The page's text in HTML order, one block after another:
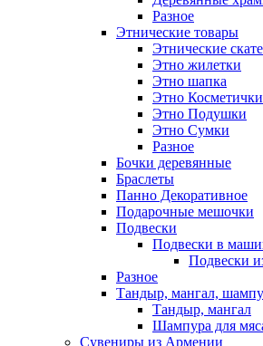
Разное
Этнические товары
Этнические
Этно жилетки
Этно шапка
Этно Косметички
Этно Подушки
Этно Сумки
Разное
Бочки деревянные
Браслеты
Панно Декоративное
Подарочные мешочки
Подвески
Подвески в
Подвески
Разное
Тандыр, мангал,
Тандыр, мангал
Шампура для
Сувениры из Армении